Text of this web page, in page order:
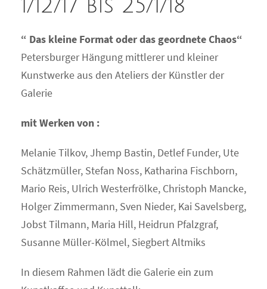
1/12/17 bis 25/1/18
“ Das kleine Format oder das geordnete Chaos“
Petersburger Hängung mittlerer und kleiner
Kunstwerke aus den Ateliers der Künstler der
Galerie
mit Werken von :
Melanie Tilkov, Jhemp Bastin, Detlef Funder, Ute
Schätzmüller, Stefan Noss, Katharina Fischborn,
Mario Reis, Ulrich Westerfrölke, Christoph Mancke,
Holger Zimmermann, Sven Nieder, Kai Savelsberg,
Jobst Tilmann, Maria Hill, Heidrun Pfalzgraf,
Susanne Müller-Kölmel, Siegbert Altmiks
In diesem Rahmen lädt die Galerie ein zum